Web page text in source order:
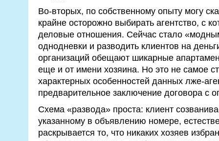
Во-вторых, по собственному опыту могу
крайне осторожно выбирать агентство, с
деловые отношения. Сейчас стало
однодневки и разводить клиентов на
организаций обещают шикарные
еще и от имени хозяина. Но это не самое
характерных особенностей данных лже-
предварительное заключение договора с
Схема «развода» проста: клиент
указанному в объявлению номере,
раскрывается то, что никаких хозяев